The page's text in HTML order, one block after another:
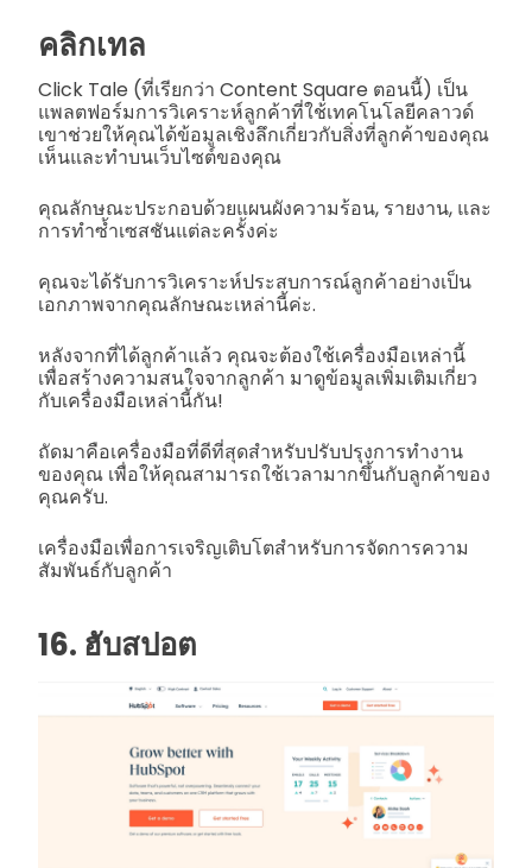
คลิกเทล
Click Tale (ที่เรียกว่า Content Square ตอนนี้) เป็น
แพลตฟอร์มการวิเคราะห์ลูกค้าที่ใช้เทคโนโลยีคลาวด์
เขาช่วยให้คุณได้ข้อมูลเชิงลึกเกี่ยวกับสิ่งที่ลูกค้าของคุณ
เห็นและทำบนเว็บไซต์ของคุณ
คุณลักษณะประกอบด้วยแผนผังความร้อน, รายงาน, และ
การทำซ้ำเซสชันแต่ละครั้งค่ะ
คุณจะได้รับการวิเคราะห์ประสบการณ์ลูกค้าอย่างเป็น
เอกภาพจากคุณลักษณะเหล่านี้ค่ะ.
หลังจากที่ได้ลูกค้าแล้ว คุณจะต้องใช้เครื่องมือเหล่านี้
เพื่อสร้างความสนใจจากลูกค้า มาดูข้อมูลเพิ่มเติมเกี่ยว
กับเครื่องมือเหล่านี้กัน!
ถัดมาคือเครื่องมือที่ดีที่สุดสำหรับปรับปรุงการทำงาน
ของคุณ เพื่อให้คุณสามารถใช้เวลามากขึ้นกับลูกค้าของ
คุณครับ.
เครื่องมือเพื่อการเจริญเติบโตสำหรับการจัดการความ
สัมพันธ์กับลูกค้า
16. ฮับสปอต